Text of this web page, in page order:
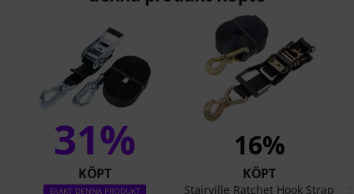
31%
KÖPT
EXAKT DENNA PRODUKT
16%
KÖPT
Stairville Ratchet Hook Strap